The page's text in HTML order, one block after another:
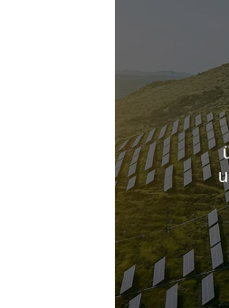
--------------占位